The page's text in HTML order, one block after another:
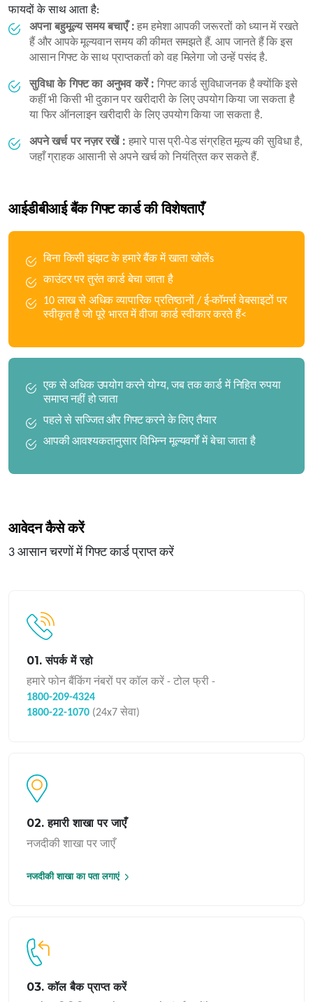
फायदों के साथ आता है:
अपना बहुमूल्य समय बचाएँ :हम हमेशा आपकी जरूरतों को ध्यान में रखते
हैं और आपके मूल्यवान समय की कीमत समझते हैं. आप जानते हैं कि इस
आसान गिफ्ट के साथ प्राप्तकर्ता को वह मिलेगा जो उन्हें पसंद है.
सुविधा के गिफ्ट का अनुभव करें :गिफ्ट कार्ड सुविधाजनक है क्योंकि इसे
कहीं भी किसी भी दुकान पर खरीदारी के लिए उपयोग किया जा सकता है
या फिर ऑनलाइन खरीदारी के लिए उपयोग किया जा सकता है.
अपने खर्च पर नज़र रखें : हमारे पास प्री-पेड संग्रहित मूल्य की सुविधा है,
जहाँ ग्राहक आसानी से अपने खर्च को नियंत्रित कर सकते हैं.
आईडीबीआई बैंक गिफ्ट कार्ड की विशेषताएँ
बिना किसी झंझट के हमारे बैंक में खाता खोलेंs
काउंटर पर तुरंत कार्ड बेचा जाता है
10 लाख से अधिक व्यापारिक प्रतिष्ठानों / ई-कॉमर्स वेबसाइटों पर
स्वीकृत है जो पूरे भारत में वीजा कार्ड स्वीकार करते हैं<
एक से अधिक उपयोग करने योग्य, जब तक कार्ड में निहित रुपया
समाप्त नहीं हो जाता
पहले से सज्जित और गिफ्ट करने के लिए तैयार
आपकी आवश्यकतानुसार विभिन्न मूल्यवर्गों में बेचा जाता है
आवेदन कैसे करें
3 आसान चरणों में गिफ्ट कार्ड प्राप्त करें
01. संपर्क में रहो
हमारे फोन बैंकिंग नंबरों पर कॉल करें - टोल फ्री -
1800-209-4324
1800-22-1070 (24x7 सेवा)
02. हमारी शाखा पर जाएँ
नजदीकी शाखा पर जाएँ
नजदीकी शाखा का पता लगाएं
03. कॉल बैक प्राप्त करें